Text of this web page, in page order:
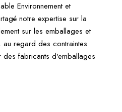
Environnement et
notre expertise sur la
sur les emballages et
regard des contraintes
des fabricants d'emballages